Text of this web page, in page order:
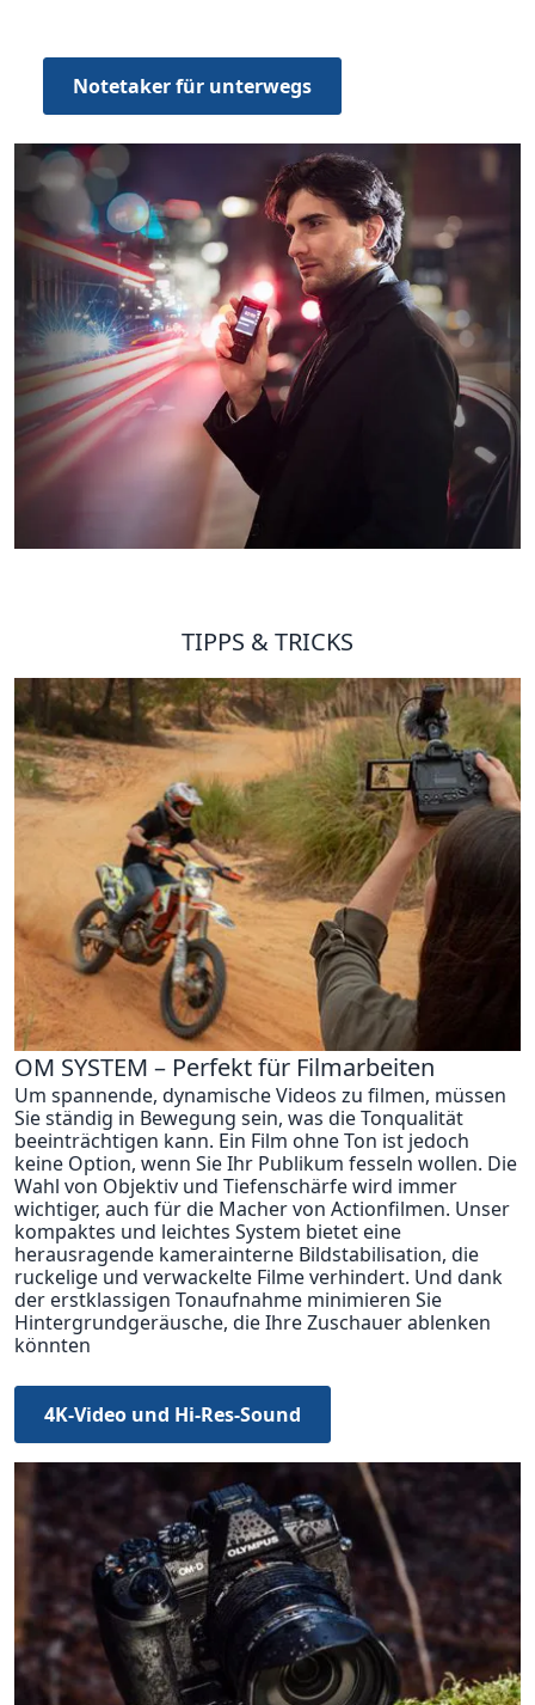
Notetaker für unterwegs
TIPPS & TRICKS
OM SYSTEM – Perfekt für Filmarbeiten
Um spannende, dynamische Videos zu filmen, müssen
Sie ständig in Bewegung sein, was die Tonqualität
beeinträchtigen kann. Ein Film ohne Ton ist jedoch
keine Option, wenn Sie Ihr Publikum fesseln wollen. Die
Wahl von Objektiv und Tiefenschärfe wird immer
wichtiger, auch für die Macher von Actionfilmen. Unser
kompaktes und leichtes System bietet eine
herausragende kamerainterne Bildstabilisation, die
ruckelige und verwackelte Filme verhindert. Und dank
der erstklassigen Tonaufnahme minimieren Sie
Hintergrundgeräusche, die Ihre Zuschauer ablenken
könnten
4K-Video und Hi-Res-Sound